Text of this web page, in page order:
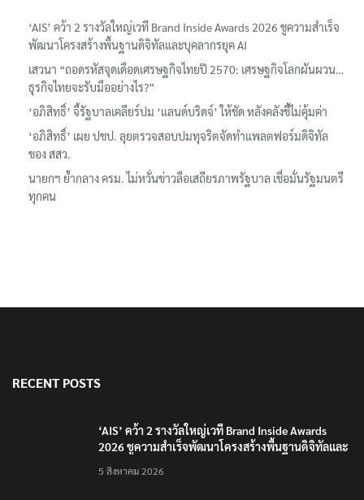
‘AIS’ คว้า 2 รางวัลใหญ่เวที Brand Inside Awards 2026 ชูความสำเร็จ
พัฒนาโครงสร้างพื้นฐานดิจิทัลและบุคลากรยุค AI
เสวนา “ถอดรหัสจุดเดือดเศรษฐกิจไทยปี 2570: เศรษฐกิจโลกผันผวน…
ธุรกิจไทยจะรับมืออย่างไร?”
‘อภิสิทธิ์’ จี้รัฐบาลเคลียร์ปม ‘แลนด์บริดจ์’ ให้ชัด หลังคลังชี้ไม่คุ้มค่า
‘อภิสิทธิ์’ เผย ปชป. ลุยตรวจสอบปมทุจริตจัดทำแพลตฟอร์มดิจิทัล
ของ สสว.
นายกฯ ย้ำกลาง ครม. ไม่หวั่นข่าวลือเสถียรภาพรัฐบาล เชื่อมั่นรัฐมนตรี
ทุกคน
RECENT POSTS
‘AIS’ คว้า 2 รางวัลใหญ่เวที Brand Inside Awards
2026 ชูความสำเร็จพัฒนาโครงสร้างพื้นฐานดิจิทัลและ
5 สิงหาคม 2026